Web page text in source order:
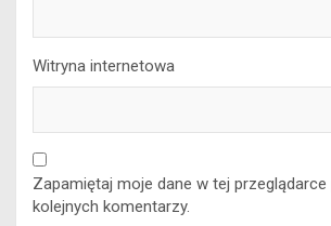
Witryna internetowa
Zapamiętaj moje dane w tej
kolejnych komentarzy.